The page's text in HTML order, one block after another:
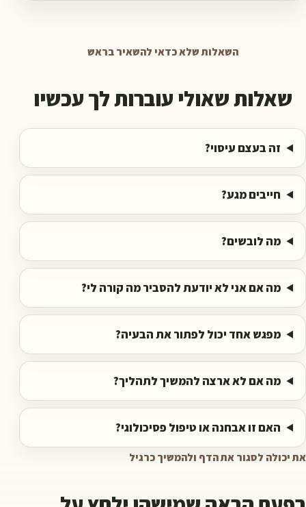
השאלות שלא כדאי להשאיר בראש
שאלות שאולי עוברות לך עכשיו
זה בעצם עיסוי?
חייבים מגע?
מה לובשים?
מה אם אני לא יודעת להסביר מה קורה לי?
מפגש אחד יכול לפתור את הבעיה?
מה אם לא ארצה להמשיך לתהליך?
האם זו אבחנה או טיפול פסיכולוגי?
את יכולה לסגור את הדף ולהמשיך כרגיל